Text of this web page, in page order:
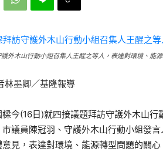
外木山行動小組召集人王醒之等人，表達對環境、能
林墨卿／基隆報導
今(16日)就四接議題拜訪守護外木山
議員陳冠羽、守護外木山行動小組發
見，表達對環境、能源轉型問題的關心